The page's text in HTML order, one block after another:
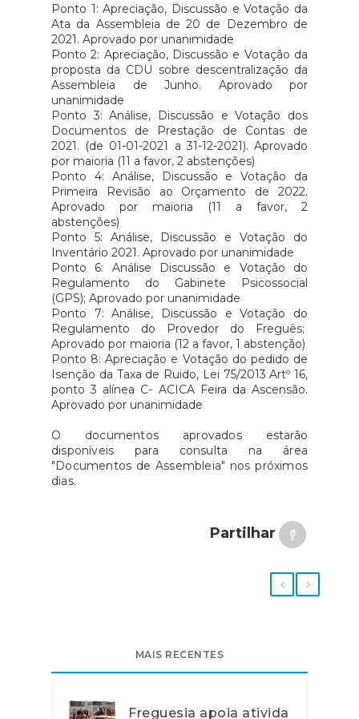
Ponto 1: Apreciação, Discussão e Votação da
Ata da Assembleia de 20 de Dezembro de
2021. Aprovado por unanimidade
Ponto 2: Apreciação, Discussão e Votação da
proposta da CDU sobre descentralização da
Assembleia de Junho. Aprovado por
unanimidade
Ponto 3: Análise, Discussão e Votação dos
Documentos de Prestação de Contas de
2021. (de 01-01-2021 a 31-12-2021). Aprovado
por maioria (11 a favor, 2 abstenções)
Ponto 4: Análise, Discussão e Votação da
Primeira Revisão ao Orçamento de 2022.
Aprovado por maioria (11 a favor, 2
abstenções)
Ponto 5: Análise, Discussão e Votação do
Inventário 2021. Aprovado por unanimidade
Ponto 6: Análise Discussão e Votação do
Regulamento do Gabinete Psicossocial
(GPS); Aprovado por unanimidade
Ponto 7: Análise, Discussão e Votação do
Regulamento do Provedor do Freguês;
Aprovado por maioria (12 a favor, 1 abstenção)
Ponto 8: Apreciação e Votação do pedido de
Isenção da Taxa de Ruido, Lei 75/2013 Artº 16,
ponto 3 alínea C- ACICA Feira da Ascensão.
Aprovado por unanimidade
O documentos aprovados estarão
disponíveis para consulta na área
"Documentos de Assembleia" nos próximos
dias.
Partilhar
MAIS RECENTES
Freguesia apoia ativida